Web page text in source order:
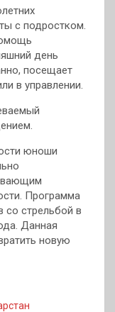
с подростком.
день
посещает
в управлении.
юноши
Программа
со стрельбой в
Данная
новую